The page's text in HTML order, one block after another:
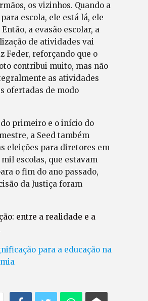
os vizinhos. Quando a
escola, ele está lá, ele
a evasão escolar, a
de atividades vai
Feder, reforçando que o
contribui muito, mas não
as atividades
ofertadas de modo
primeiro e o início do
a Seed também
eleições para diretores em
mil escolas, que estavam
o fim do ano passado,
da Justiça foram
entre a realidade e a
para a educação na